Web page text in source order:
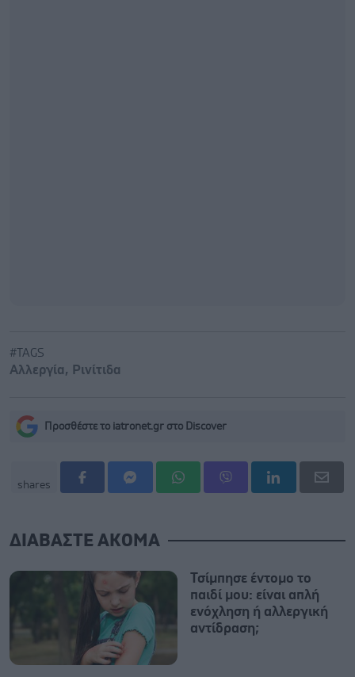
#TAGS
Αλλεργία, Ρινίτιδα
Προσθέστε το iatronet.gr στο Discover
shares
ΔΙΑΒΑΣΤΕ ΑΚΟΜΑ
Τσίμπησε έντομο το
παιδί μου: είναι απλή
ενόχληση ή αλλεργική
αντίδραση;